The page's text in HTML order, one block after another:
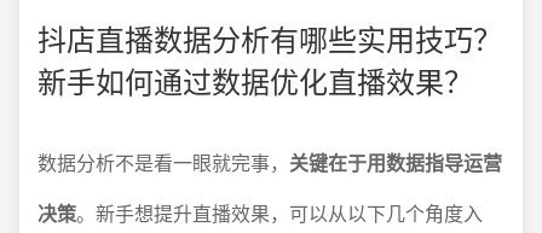
抖店直播数据分析有哪些实用技巧？
新手如何通过数据优化直播效果？
数据分析不是看一眼就完事， 关键在于用数据指导运营
决策。新手想提升直播效果，可以从以下几个角度入